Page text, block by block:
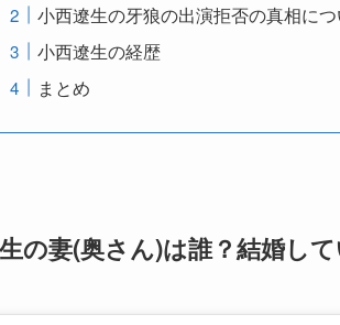
小西遼生の牙狼の出演拒否の真相に
小西遼生の経歴
まとめ
の妻(奥さん)は誰？結婚し